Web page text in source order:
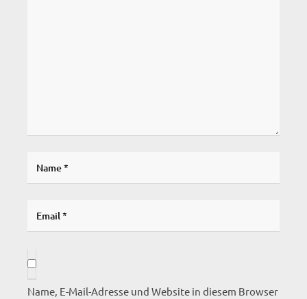
Name, E-Mail-Adresse und Website in diesem Browser